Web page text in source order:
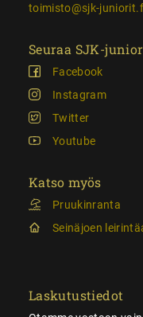
toimisto@sjk-
Seuraa SJK-
Facebook
Instagram
Twitter
Youtube
Katso myös
Pruukinranta
Seinäjoen
Laskutustiedot